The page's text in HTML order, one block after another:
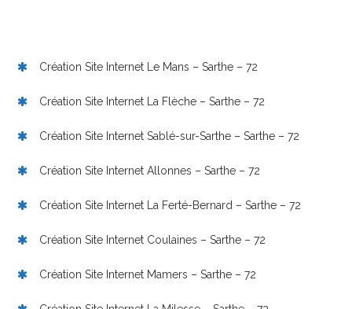
Création Site Internet Le Mans – Sarthe – 72
Création Site Internet La Flèche – Sarthe – 72
Création Site Internet Sablé-sur-Sarthe – Sarthe – 72
Création Site Internet Allonnes – Sarthe – 72
Création Site Internet La Ferté-Bernard – Sarthe – 72
Création Site Internet Coulaines – Sarthe – 72
Création Site Internet Mamers – Sarthe – 72